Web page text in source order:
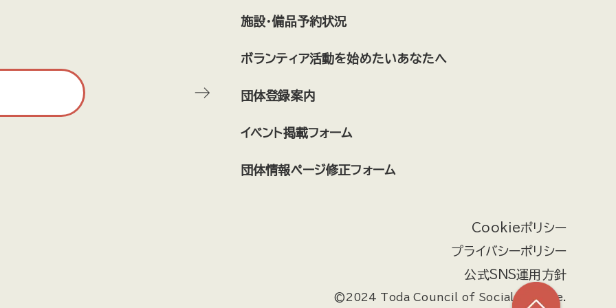
施設・備品予約状況
ボランティア活動を始めたいあなたへ
団体登録案内
イベント掲載フォーム
団体情報ページ修正フォーム
Cookieポリシー
プライバシーポリシー
公式SNS運用方針
©2024 Toda Council of Social Welfare.